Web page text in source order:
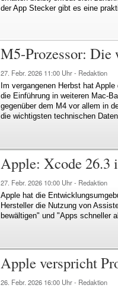
der App Stecker gibt es eine
M5-Prozessor: Die
27. Febr. 2026 11:00 Uhr - Redaktion
Im vergangenen Herbst hat Apple
die Einführung in weiteren Mac-
gegenüber dem M4 vor allem in
die wichtigsten technischen
Apple: Xcode 26.3
27. Febr. 2026 10:00 Uhr - Redaktion
Apple hat die
Hersteller die Nutzung von
bewältigen" und "Apps schneller
Apple verspricht
26. Febr. 2026 16:00 Uhr - Redaktion